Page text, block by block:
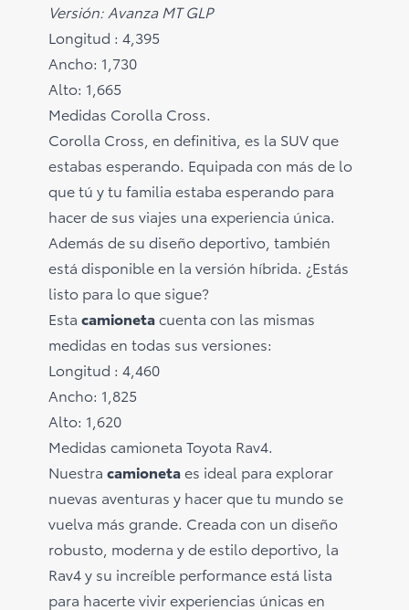
Versión: Avanza MT GLP
Longitud : 4,395
Ancho: 1,730
Alto: 1,665
Medidas Corolla Cross.
Corolla Cross, en definitiva, es la SUV que
estabas esperando. Equipada con más de lo
que tú y tu familia estaba esperando para
hacer de sus viajes una experiencia única.
Además de su diseño deportivo, también
está disponible en la versión híbrida. ¿Estás
listo para lo que sigue?
Esta camionetacuenta con las mismas
medidas en todas sus versiones:
Longitud : 4,460
Ancho: 1,825
Alto: 1,620
Medidas camioneta Toyota Rav4.
Nuestra camionetaes ideal para explorar
nuevas aventuras y hacer que tu mundo se
vuelva más grande. Creada con un diseño
robusto, moderna y de estilo deportivo, la
Rav4 y su increíble performance está lista
para hacerte vivir experiencias únicas en